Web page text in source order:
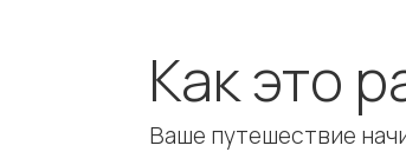
Как это
Ваше путешествие